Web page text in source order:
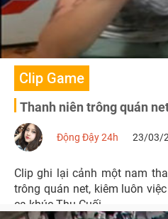
Clip Game
Thanh niên trông quán
Động Đậy 24h 23/03/
Clip ghi lại cảnh một nam
trông quán net, kiêm luôn
ca khúc Thu Cuối.